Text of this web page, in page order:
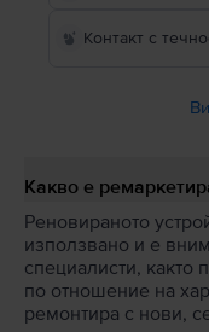
Контакт с
Какво е
Реновираното
използвано и е
специалисти, както
по отношение на
ремонтира с нови,